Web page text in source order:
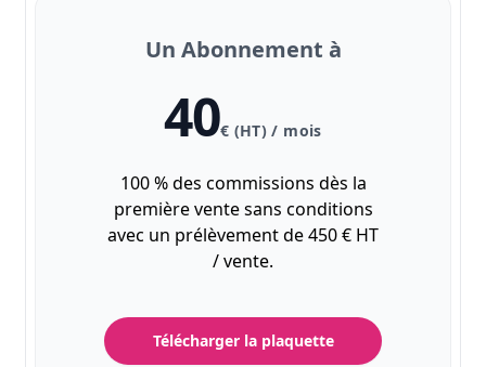
Un Abonnement à
40€ (HT) / mois
100 % des commissions dès la
première vente sans conditions
avec un prélèvement de 450 € HT
/ vente.
Télécharger la plaquette